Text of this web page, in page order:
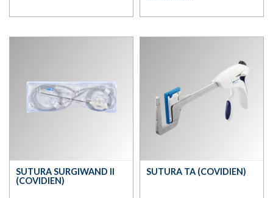
SUTURA SURGIWAND II
(COVIDIEN)
SUTURA TA (COVIDIEN)